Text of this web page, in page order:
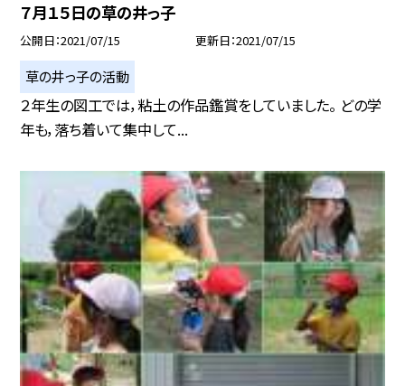
７月１５日の草の井っ子
公開日 2021/07/15 更新日 2021/07/15
草の井っ子の活動
２年生の図工では，粘土の作品鑑賞をしていました。 どの学
年も，落ち着いて集中して...